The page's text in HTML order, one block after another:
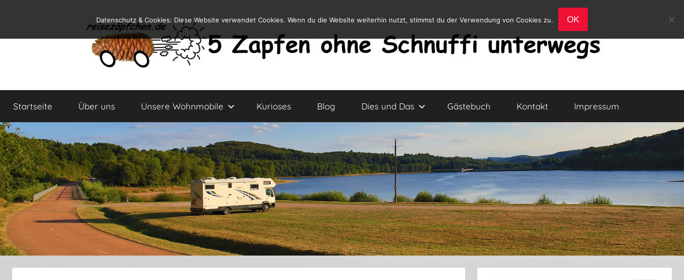
springen
Reiseblog
und
Leben
Startseite Über uns Unsere Wohnmobile Kurioses Blog Dies und Das Gästebuch Kontakt Impressum
Datenschutz & Cookies: Diese Website verwendet Cookies. Wenn du die Website weiterhin nutzt, stimmst du der Verwendung von Cookies zu. OK